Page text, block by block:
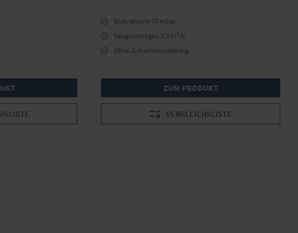
Endvakuum 70 mbar
Saugvermögen 3.9 m 3/h
Ölfrei & chemiebeständig
ZUM PRODUKT
VERGLEICHSLISTE